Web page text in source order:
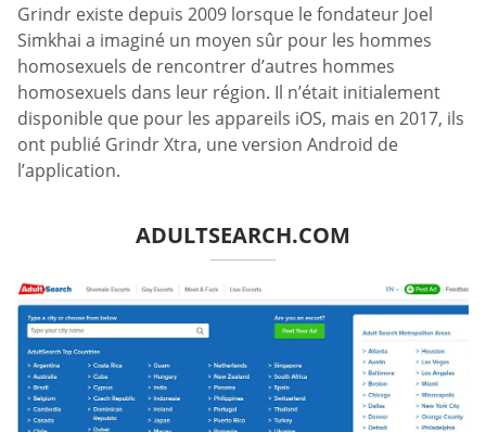
Grindr existe depuis 2009 lorsque le fondateur Joel
Simkhai a imaginé un moyen sûr pour les hommes
homosexuels de rencontrer d’autres hommes
homosexuels dans leur région. Il n’était initialement
disponible que pour les appareils iOS, mais en 2017, ils
ont publié Grindr Xtra, une version Android de
l’application.
ADULTSEARCH.COM